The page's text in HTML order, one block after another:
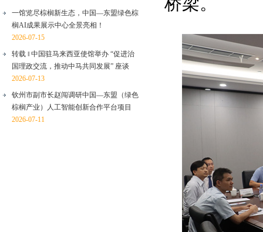
一馆览尽棕榈新生态，中国—东盟绿色棕
榈AI成果展示中心全景亮相！
2026-07-15
转载 ‖ 中国驻马来西亚使馆举办 “促进治
国理政交流，推动中马共同发展” 座谈
2026-07-13
钦州市副市长赵闯调研中国—东盟（绿色
棕榈产业）人工智能创新合作平台项目
2026-07-11